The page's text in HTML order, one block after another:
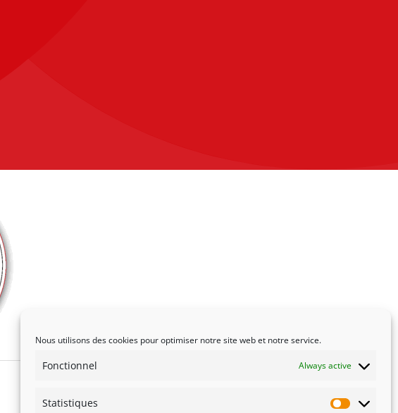
Nous utilisons des cookies pour optimiser notre site web et notre service.
Fonctionnel Always active
Statistiques